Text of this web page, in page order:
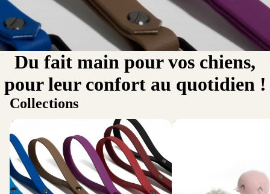
Du fait main pour vos chiens,
pour leur confort au quotidien !
Collections
Accessoires Jouets